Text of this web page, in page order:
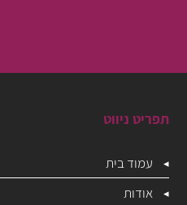
תפריט ניווט
עמוד בית
אודות